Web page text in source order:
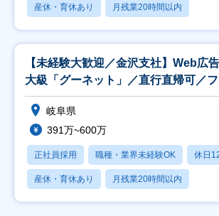
産休・育休あり 月残業20時間以内
【未経験大歓迎／金沢支社】Web広
大級「グーネット」／直行直帰可／フ
岐阜県
391万~600万
正社員採用 職種・業界未経験OK 休日
産休・育休あり 月残業20時間以内